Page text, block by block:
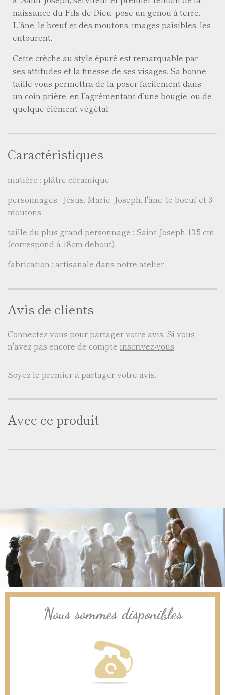
naissance du Fils de Dieu, pose un genou à terre.
L’âne, le bœuf et des moutons, images paisibles, les
entourent.
Cette crèche au style épuré est remarquable par
ses attitudes et la finesse de ses visages. Sa bonne
taille vous permettra de la poser facilement dans
un coin prière, en l’agrémentant d’une bougie, ou de
quelque élément végétal.
Caractéristiques
matière : plâtre céramique
personnages : Jésus, Marie, Joseph, l'âne, le boeuf et 3
moutons
taille du plus grand personnage : Saint Joseph 13,5 cm
(correspond à 18cm debout)
fabrication : artisanale dans notre atelier
Avis de clients
Connectez vous pour partager votre avis. Si vous
n'avez pas encore de compte inscrivez-vous
Soyez le premier à partager votre avis.
Avec ce produit
Nous sommes disponibles